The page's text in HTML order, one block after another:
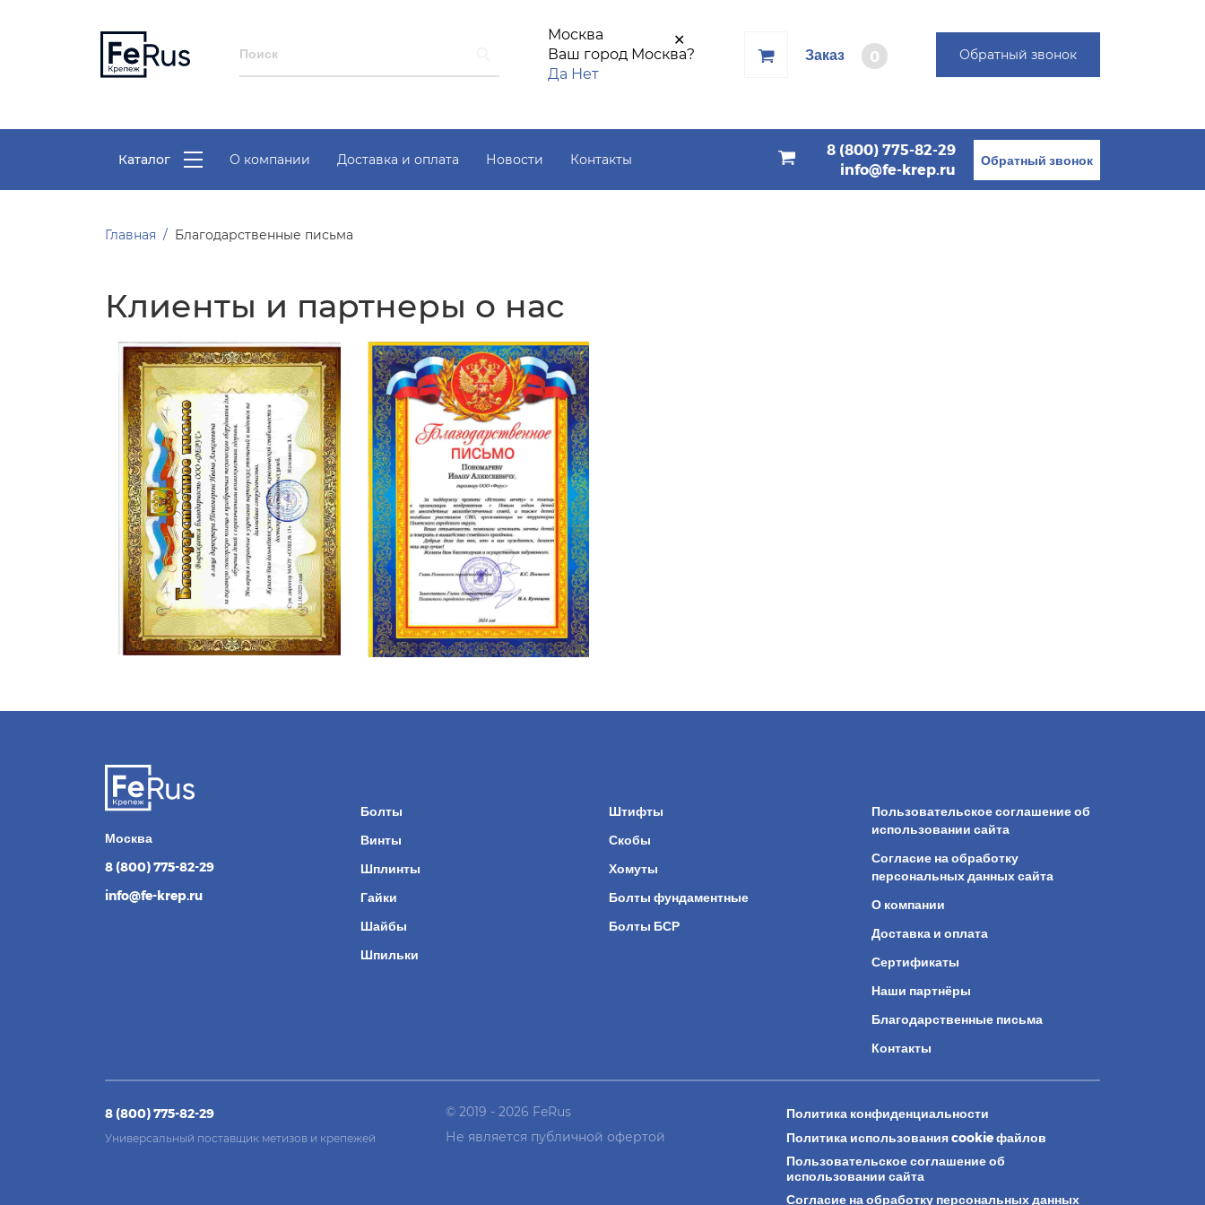
Москва
✕
Ваш город Москва?
Да Нет
Заказ 0 Обратный звонок
Каталог О компании Доставка и оплата Новости Контакты
8 (800) 775-82-29
info@fe-krep.ru
Обратный звонок
Главная Благодарственные письма
Клиенты и партнеры о нас
Москва
8 (800) 775-82-29
info@fe-krep.ru
Болты
Винты
Шплинты
Гайки
Шайбы
Шпильки
Штифты
Скобы
Хомуты
Болты фундаментные
Болты БСР
Пользовательское соглашение об
использовании сайта
Согласие на обработку
персональных данных сайта
О компании
Доставка и оплата
Сертификаты
Наши партнёры
Благодарственные письма
Контакты
8 (800) 775-82-29
Универсальный поставщик метизов и крепежей
© 2019 - 2026 FeRus
Не является публичной офертой
Политика конфиденциальности
Политика использования cookie файлов
Пользовательское соглашение об
использовании сайта
Согласие на обработку персональных данных